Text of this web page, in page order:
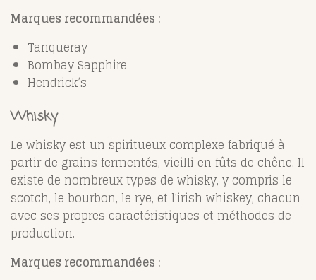
Marques recommandées :
Tanqueray
Bombay Sapphire
Hendrick’s
Whisky
Le whisky est un spiritueux complexe fabriqué à
partir de grains fermentés, vieilli en fûts de chêne. Il
existe de nombreux types de whisky, y compris le
scotch, le bourbon, le rye, et l'irish whiskey, chacun
avec ses propres caractéristiques et méthodes de
production.
Marques recommandées :